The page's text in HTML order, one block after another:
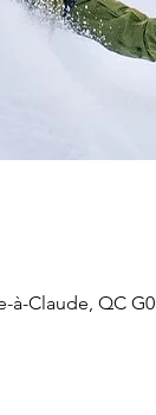
à-Claude, QC